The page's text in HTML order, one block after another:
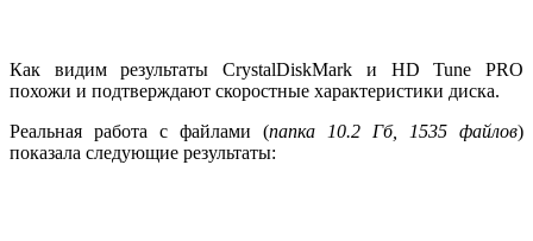
Как видим результаты CrystalDiskMark и HD Tune PRO
похожи и подтверждают скоростные характеристики диска.
Реальная работа с файлами (папка 10.2 Гб, 1535 файлов)
показала следующие результаты: